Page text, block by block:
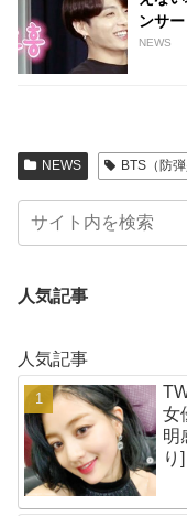
ンサー
NEWS
NEWS BTS（防弾
人気記事
人気記事
女
明
り]